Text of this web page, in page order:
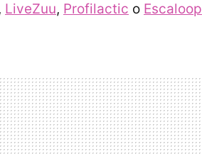
, LiveZuu, Profilactic o Escaloop